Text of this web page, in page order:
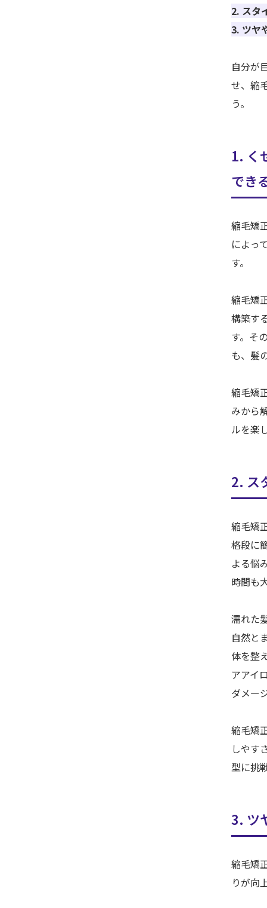
2. スタ
3. ツヤ
自分が
せ、縮
う。
1. く
でき
縮毛矯
によっ
す。
縮毛矯
構築す
す。そ
も、髪
縮毛矯
みから
ルを楽
2. ス
縮毛矯
格段に
よる悩
時間も
濡れた
自然と
体を整
アアイ
ダメー
縮毛矯
しやす
型に挑
3. ツ
縮毛矯
りが向